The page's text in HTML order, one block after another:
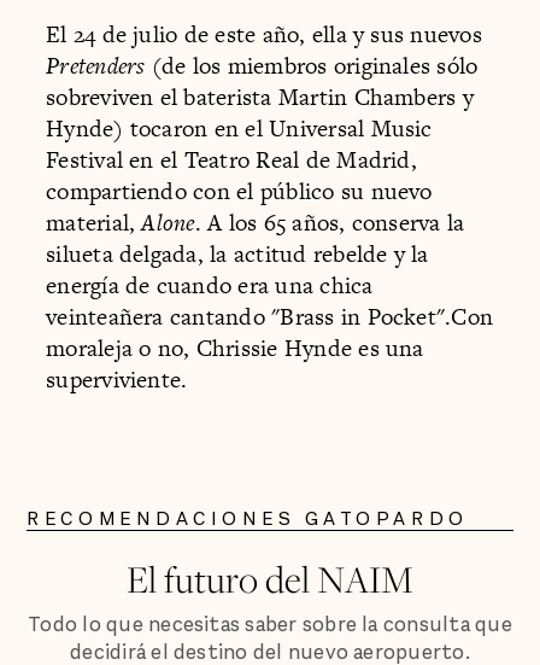
El 24 de julio de este año, ella y sus nuevos
Pretenders (de los miembros originales sólo
sobreviven el baterista Martin Chambers y
Hynde) tocaron en el Universal Music
Festival en el Teatro Real de Madrid,
compartiendo con el público su nuevo
material,Alone. A los 65 años, conserva la
silueta delgada, la actitud rebelde y la
energía de cuando era una chica
veinteañera cantando "Brass in Pocket".Con
moraleja o no, Chrissie Hynde es una
superviviente.
RECOMENDACIONES GATOPARDO
El futuro del NAIM
Todo lo que necesitas saber sobre la consulta que
decidirá el destino del nuevo aeropuerto.